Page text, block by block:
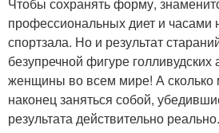
профессиональных диет и часами
спортзала. Но и результат
безупречной фигуре голливудских
женщины во всем мире! А
наконец заняться собой,
результата действительно реально.